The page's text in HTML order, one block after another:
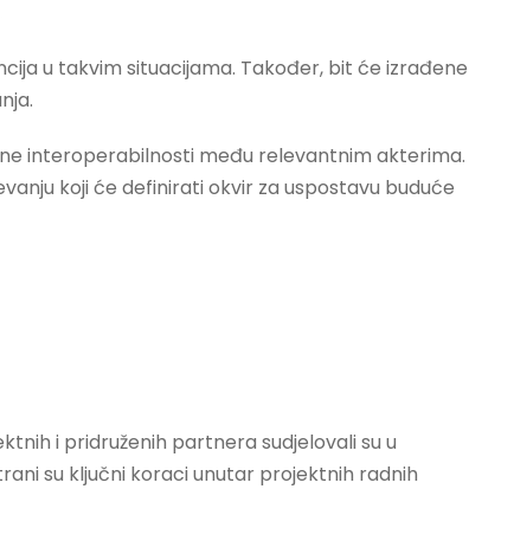
u takvim situacijama. Također, bit će izrađene
interoperabilnosti među relevantnim akterima.
koji će definirati okvir za uspostavu buduće
i pridruženih partnera sudjelovali su u
su ključni koraci unutar projektnih radnih